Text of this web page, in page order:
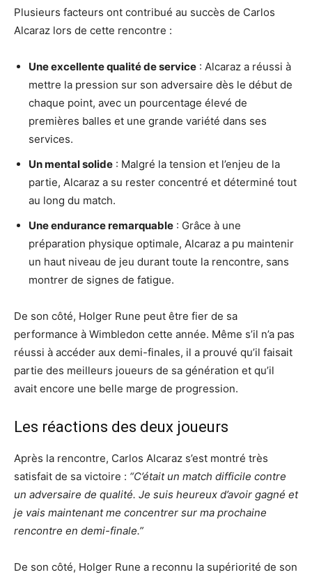
Plusieurs facteurs ont contribué au succès de Carlos
Alcaraz lors de cette rencontre :
Une excellente qualité de service : Alcaraz a réussi à
mettre la pression sur son adversaire dès le début de
chaque point, avec un pourcentage élevé de
premières balles et une grande variété dans ses
services.
Un mental solide : Malgré la tension et l’enjeu de la
partie, Alcaraz a su rester concentré et déterminé tout
au long du match.
Une endurance remarquable : Grâce à une
préparation physique optimale, Alcaraz a pu maintenir
un haut niveau de jeu durant toute la rencontre, sans
montrer de signes de fatigue.
De son côté, Holger Rune peut être fier de sa
performance à Wimbledon cette année. Même s’il n’a pas
réussi à accéder aux demi-finales, il a prouvé qu’il faisait
partie des meilleurs joueurs de sa génération et qu’il
avait encore une belle marge de progression.
Les réactions des deux joueurs
Après la rencontre, Carlos Alcaraz s’est montré très
satisfait de sa victoire : “C’était un match difficile contre
un adversaire de qualité. Je suis heureux d’avoir gagné et
je vais maintenant me concentrer sur ma prochaine
rencontre en demi-finale.”
De son côté, Holger Rune a reconnu la supériorité de son